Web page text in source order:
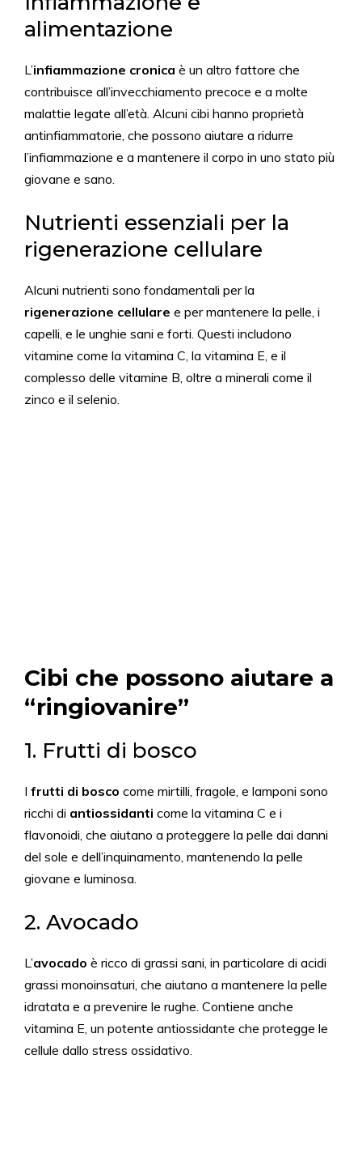
alimentazione
L’infiammazione cronica è un altro fattore che
contribuisce all’invecchiamento precoce e a molte
malattie legate all’età. Alcuni cibi hanno proprietà
antinfiammatorie, che possono aiutare a ridurre
l’infiammazione e a mantenere il corpo in uno stato più
giovane e sano.
Nutrienti essenziali per la
rigenerazione cellulare
Alcuni nutrienti sono fondamentali per la
rigenerazione cellulare e per mantenere la pelle, i
capelli, e le unghie sani e forti. Questi includono
vitamine come la vitamina C, la vitamina E, e il
complesso delle vitamine B, oltre a minerali come il
zinco e il selenio.
Cibi che possono aiutare a
“ringiovanire”
1. Frutti di bosco
I frutti di bosco come mirtilli, fragole, e lamponi sono
ricchi di antiossidanti come la vitamina C e i
flavonoidi, che aiutano a proteggere la pelle dai danni
del sole e dell’inquinamento, mantenendo la pelle
giovane e luminosa.
2. Avocado
L’avocado è ricco di grassi sani, in particolare di acidi
grassi monoinsaturi, che aiutano a mantenere la pelle
idratata e a prevenire le rughe. Contiene anche
vitamina E, un potente antiossidante che protegge le
cellule dallo stress ossidativo.